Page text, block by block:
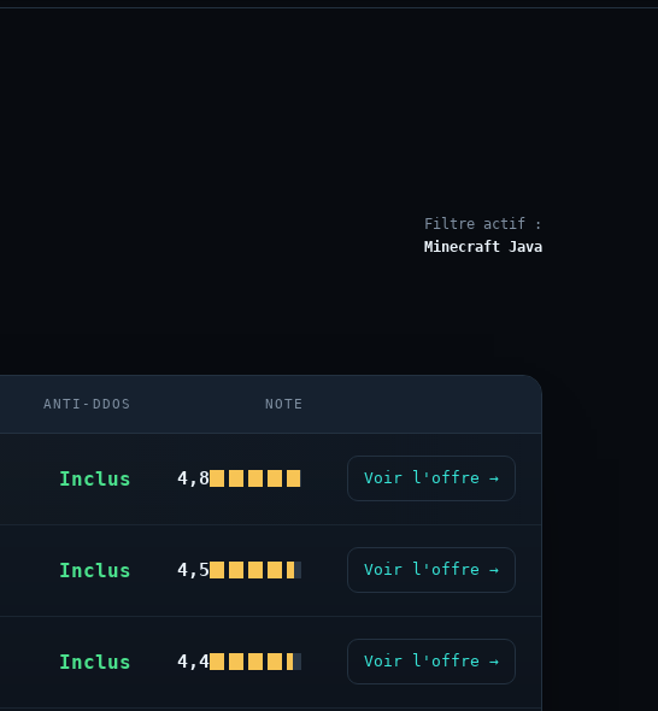
Filtre actif :
Minecraft Java
ANTI-DDOS NOTE
Inclus 4,8 Voir l'offre →
Inclus 4,5 Voir l'offre →
Inclus 4,4 Voir l'offre →